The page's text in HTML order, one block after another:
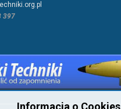
Informacja o Cookies
397